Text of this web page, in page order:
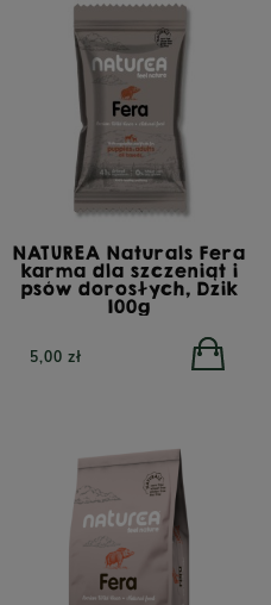
dla psów dorosłych 400g
23,90 zł
NATUREA Naturals Fera
karma dla szczeniąt i
psów dorosłych, Dzik
100g
5,00 zł